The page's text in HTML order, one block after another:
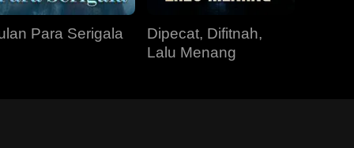
Para Serigala
Dipecat, Difitnah,
Lalu Menang